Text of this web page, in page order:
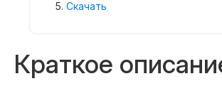
Скачать
Краткое